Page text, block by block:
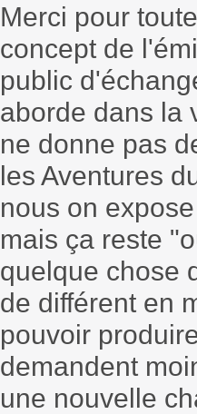
Merci pour
concept de
public
aborde dans la
ne donne pas
les Aventures
nous on
mais ça reste
quelque chose
de différent en
pouvoir
demandent
une nouvelle